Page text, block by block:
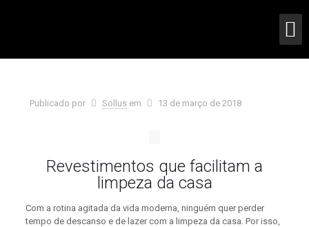
Publicado por Sollus em 13 de março de 2018
Revestimentos que facilitam a
limpeza da casa
Com a rotina agitada da vida moderna, ninguém quer perder
tempo de descanso e de lazer com a limpeza da casa. Por isso,